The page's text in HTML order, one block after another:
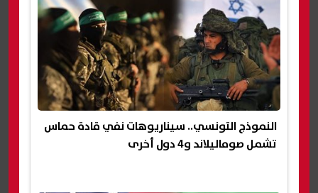
النموذج التونسي.. سيناريوهات نفي قادة حماس
تشمل صوماليلاند و4 دول أخرى